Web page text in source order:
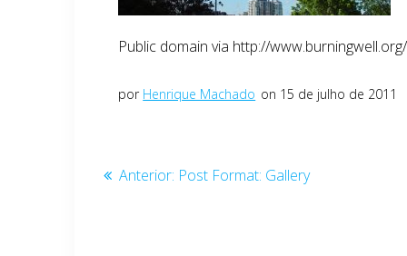
Public domain via http://
por Henrique Machado on 15 de julho de 2011
Navegação
Anterior: Post
Post Format: Gallery